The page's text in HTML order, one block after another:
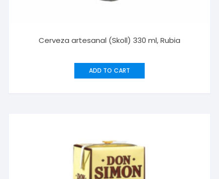
Cerveza artesanal (Skoll) 330 ml, Rubia
ADD TO CART